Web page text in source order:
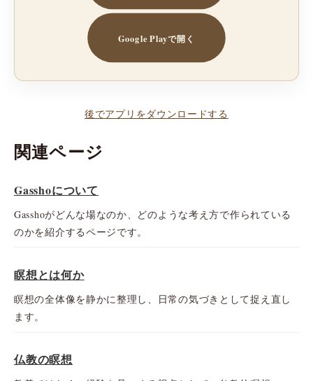
Google Playで開く
後でアプリをダウンロードする
関連ページ
Gasshoについて
Gasshoがどんな場なのか、どのような考え方で作られている
のかを紹介するページです。
瞑想とは何か
瞑想の全体像を静かに整理し、日常の気づきとして捉え直し
ます。
仏教の瞑想